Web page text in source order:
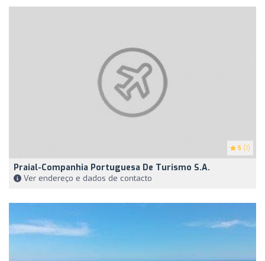
5 (1)
Praial-Companhia Portuguesa De Turismo S.A.
Ver endereço e dados de contacto